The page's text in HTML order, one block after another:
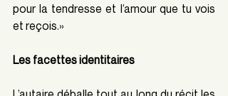
pour la tendresse et l’amour que tu vois
et reçois.»
Les facettes identitaires